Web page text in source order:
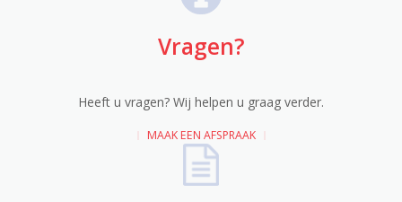
Vragen?
Heeft u vragen? Wij helpen u graag verder.
MAAK EEN AFSPRAAK